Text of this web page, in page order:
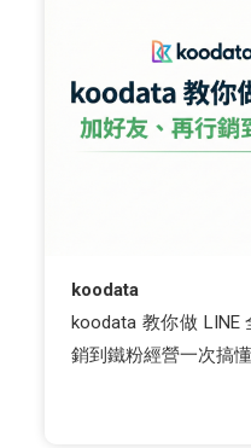
koodata
koodata 教你做
銷到鐵粉經營一次搞懂